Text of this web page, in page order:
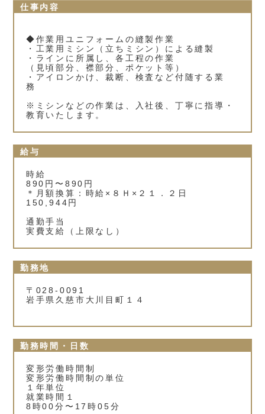
仕事内容
◆作業用ユニフォームの縫製作業
・工業用ミシン（立ちミシン）による縫製
・ラインに所属し、各工程の作業
（見頃部分、襟部分、ポケット等）
・アイロンかけ、裁断、検査など付随する業
務
※ミシンなどの作業は、入社後、丁寧に指導・
教育いたします。
給与
時給
890円〜890円
＊月額換算：時給×８Ｈ×２１．２日
150,944円
通勤手当
実費支給（上限なし）
勤務地
〒028-0091
岩手県久慈市大川目町１４
勤務時間・日数
変形労働時間制
変形労働時間制の単位
１年単位
就業時間１
8時00分〜17時05分